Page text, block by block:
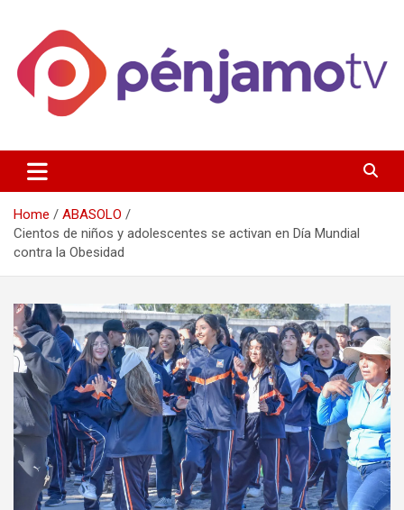
content
Penjamotv
Gto y la region.
Home
ABASOLO
Cientos de niños y adolescentes se activan en Día Mundial
contra la Obesidad